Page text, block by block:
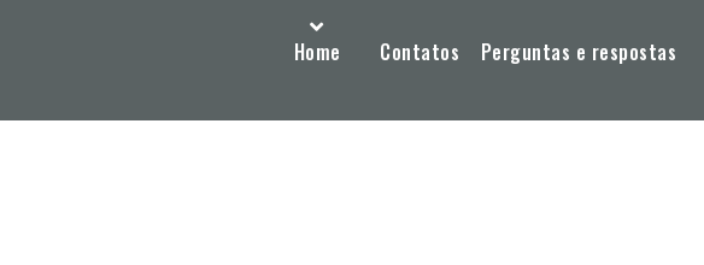
Home Contatos Perguntas e respostas